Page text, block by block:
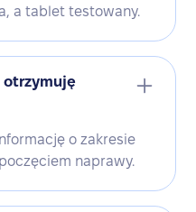
a tablet testowany.
otrzymuję
o zakresie
naprawy.